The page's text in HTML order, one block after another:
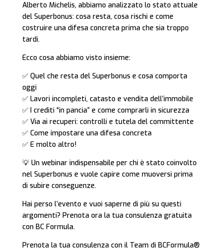
Alberto Michelis, abbiamo analizzato lo stato attuale
del Superbonus: cosa resta, cosa rischi e come
costruire una difesa concreta prima che sia troppo
tardi.
Ecco cosa abbiamo visto insieme:
✅ Quel che resta del Superbonus e cosa comporta
oggi
✅ Lavori incompleti, catasto e vendita dell’immobile
✅ I crediti “in pancia” e come comprarli in sicurezza
✅ Via ai recuperi: controlli e tutela del committente
✅ Come impostare una difesa concreta
✅ E molto altro!
💡 Un webinar indispensabile per chi è stato coinvolto
nel Superbonus e vuole capire come muoversi prima
di subire conseguenze.
Hai perso l’evento e vuoi saperne di più su questi
argomenti? Prenota ora la tua consulenza gratuita
con BC Formula.
Prenota la tua consulenza con il Team di BCFormula®